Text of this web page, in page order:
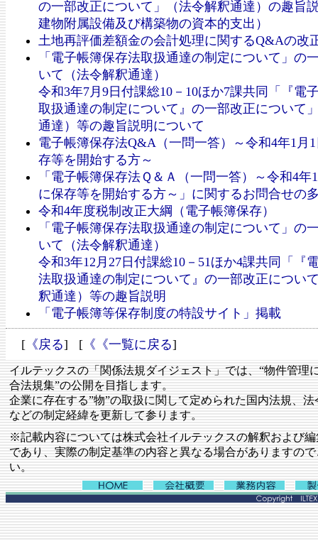
の一部改正について」（法令解釈通達）の趣旨
建物附属設備及び構築物の資本的支出）
土地再評価差額金の会計処理に関するQ&Aの改
「電子帳簿保存法取扱通達の制定について」の
いて（法令解釈通達）
令和3年7月9日付課総10－10ほか7課共同「『電
取扱通達の制定について』の一部改正について
通達）等の趣旨説明について
電子帳簿保存法Q&A（一問一答）～令和4年1月
存等を開始する方～
「電子帳簿保存法Ｑ＆Ａ（一問一答）～令和4年
に保存等を開始する方～」に関するお問合せの
令和4年度税制改正大綱（電子帳簿保存）
「電子帳簿保存法取扱通達の制定について」の
いて（法令解釈通達）
令和3年12月27日付課総10－51ほか4課共同「『
法取扱通達の制定について』の一部改正につい
釈通達）等の趣旨説明
「電子帳簿等保存制度の特設サイト」掲載
[《戻る] [《《一覧に戻る]
イルテックスの「関係法規ダイジェスト」では、“物件管理
合法規集”の公開を目指します。
企業に存在する”物”の取扱に関して定められた国内法規、
などの制定経緯を更新して参ります。
※記載内容については株式会社イルテックスの解釈および
であり、実際の制定基準の内容と異なる場合がありますの
い。